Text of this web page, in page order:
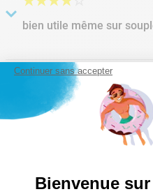
bien utile même sur
À condition de bien suivre
collage ,c'est un raccord
rénovation de conduite sous
/remontage aisé .
★★★★★
Parfait
Soumis il y a 6 années par
Super
Continuer sans accepter
Bienvenue